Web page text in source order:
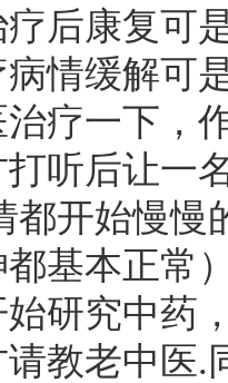
后康复可
情缓解可
疗一下，
听后让一
都开始慢慢
基本正常
研究中药
教老中医.